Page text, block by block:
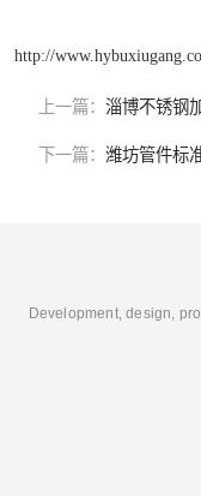
http://
上一篇： 淄博不锈钢
下一篇： 潍坊管件标
Development, design,